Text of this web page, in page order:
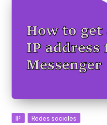
Publicada
IP Redes sociales